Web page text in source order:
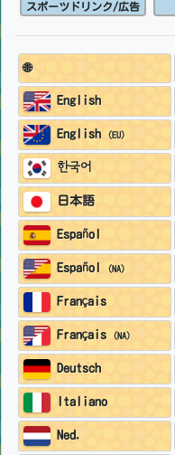
スポーツドリンク/広告
🌐
English
English (EU)
한국어
日本語
Español
Español (NA)
Français
Français (NA)
Deutsch
Italiano
Ned.